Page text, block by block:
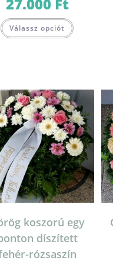
27.000 Ft21.000 Ft
-
27.000 Ft
Válassz opciót a
a
ki
koszorú egy
díszített
rózsaszín